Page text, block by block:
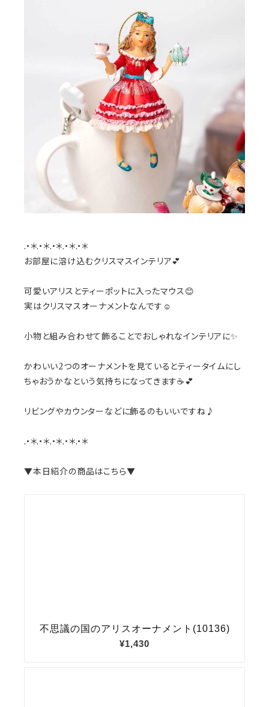
.•＊.•＊.•＊.•＊.•＊
お部屋に溶け込むクリスマスインテリア💕
可愛いアリスとティーポットに入ったマウス😊
実はクリスマスオーナメントなんです☺️
小物と組み合わせて飾ることでおしゃれなインテリアに✨
かわいい2つのオーナメントを見ているとティータイムにし
ちゃおうかなという気持ちになってきます☕️💕
リビングやカウンターなどに飾るのもいいですね♪
.•＊.•＊.•＊.•＊.•＊
▼本日紹介の商品はこちら▼